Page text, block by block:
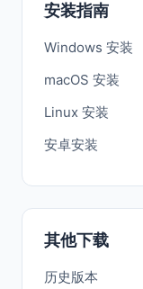
安装指南
Windows 安装
macOS 安装
Linux 安装
安卓安装
其他下载
历史版本